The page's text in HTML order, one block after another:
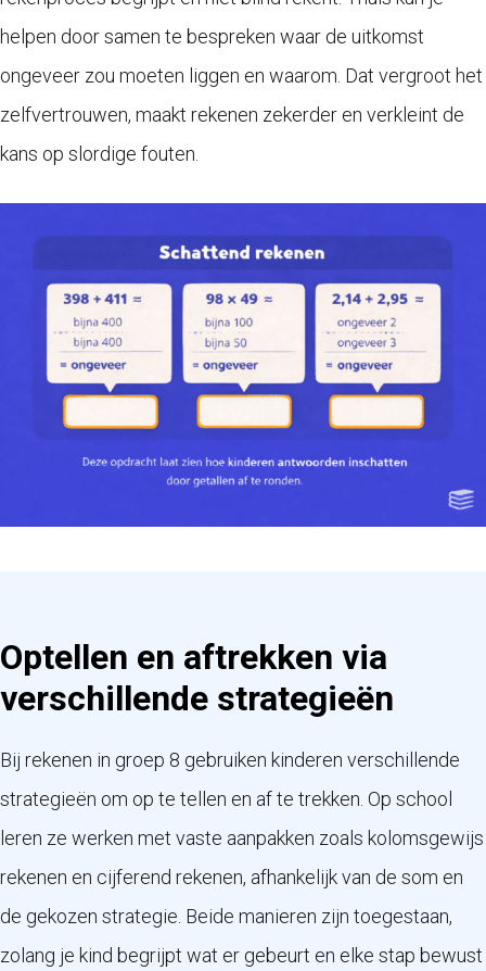
helpen door samen te bespreken waar de uitkomst
ongeveer zou moeten liggen en waarom. Dat vergroot het
zelfvertrouwen, maakt rekenen zekerder en verkleint de
kans op slordige fouten.
Optellen en aftrekken via
verschillende strategieën
Bij rekenen in groep 8 gebruiken kinderen verschillende
strategieën om op te tellen en af te trekken. Op school
leren ze werken met vaste aanpakken zoals kolomsgewijs
rekenen en cijferend rekenen, afhankelijk van de som en
de gekozen strategie. Beide manieren zijn toegestaan,
zolang je kind begrijpt wat er gebeurt en elke stap bewust